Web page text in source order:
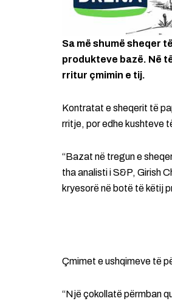
Sa më shumë sheqer
produkteve bazë. Në
rritur çmimin e tij.
Kontratat e sheqerit të
rritje, por edhe kushteve
“Bazat në tregun e
tha analisti i S&P, Girish
kryesorë në botë të këtij
Çmimet e ushqimeve të
“Një çokollatë përmban